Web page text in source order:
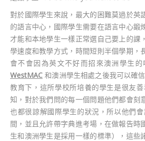
對於國際學生來說，最大的困難莫過於
的語言中心，國際學生需要在語言中心
才能和本地學生一樣正常選自己要上的
學速度和教學方式，時間短則半個學期
會不會因為英文不好而招來澳洲學生
WestMAC 和澳洲學生相處之後我可以確
教育下，這所學校所培養的學生是很友
知，對於我們問的每一個問題他們都會
也都很諒解國際學生的狀況，所以他們
間，並且允許帶字典進考場，在做報告
生和澳洲學生是採用一樣的標準），這